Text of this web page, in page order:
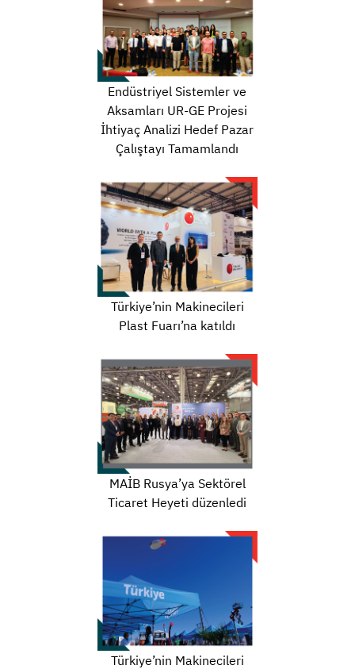
Endüstriyel Sistemler ve
Aksamları UR-GE Projesi
İhtiyaç Analizi Hedef Pazar
Çalıştayı Tamamlandı
Türkiye’nin Makinecileri
Plast Fuarı’na katıldı
MAİB Rusya’ya Sektörel
Ticaret Heyeti düzenledi
Türkiye’nin Makinecileri